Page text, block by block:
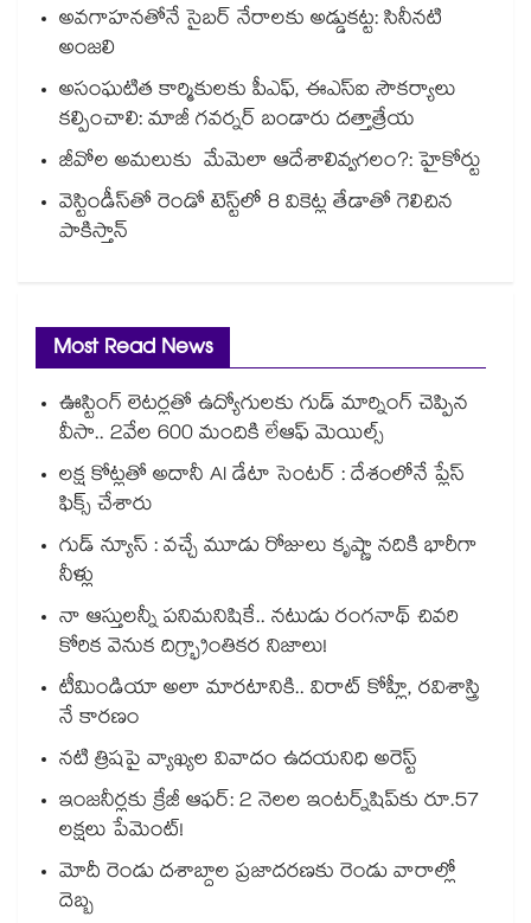
అవగాహనతోనే సైబర్ నేరాలకు అడ్డుకట్ట: సినీనటి
అంజలి
అసంఘటిత కార్మికులకు పీఎఫ్, ఈఎస్ఐ సౌకర్యాలు
కల్పించాలి: మాజీ గవర్నర్ బండారు దత్తాత్రేయ
జీవోల అమలుకు మేమెలా ఆదేశాలివ్వగలం?: హైకోర్టు
వెస్టిండీస్‌తో రెండో టెస్ట్‌లో 8 వికెట్ల తేడాతో గెలిచిన
పాకిస్తాన్
Most Read News
ఊస్టింగ్ లెటర్లతో ఉద్యోగులకు గుడ్ మార్నింగ్ చెప్పిన
వీసా.. 2వేల 600 మందికి లేఆఫ్ మెయిల్స్
లక్ష కోట్లతో అదానీ AI డేటా సెంటర్ : దేశంలోనే ప్లేస్
ఫిక్స్ చేశారు
గుడ్ న్యూస్ : వచ్చే మూడు రోజులు కృష్ణా నదికి భారీగా
నీళ్లు
నా ఆస్తులన్నీ పనిమనిషికే.. నటుడు రంగనాథ్ చివరి
కోరిక వెనుక దిగ్భ్రాంతికర నిజాలు!
టీమిండియా అలా మారటానికి.. విరాట్ కోహ్లీ, రవిశాస్త్రి
నే కారణం
నటి త్రిషపై వ్యాఖ్యల వివాదం ఉదయనిధి అరెస్ట్
ఇంజనీర్లకు క్రేజీ ఆఫర్: 2 నెలల ఇంటర్న్‌షిప్‌కు రూ.57
లక్షలు పేమెంట్!
మోదీ రెండు దశాబ్దాల ప్రజాదరణకు రెండు వారాల్లో
దెబ్బ